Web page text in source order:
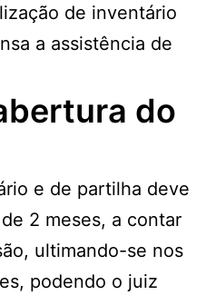
de inventário
a assistência de
do
e de partilha deve
2 meses, a contar
ultimando-se nos
podendo o juiz